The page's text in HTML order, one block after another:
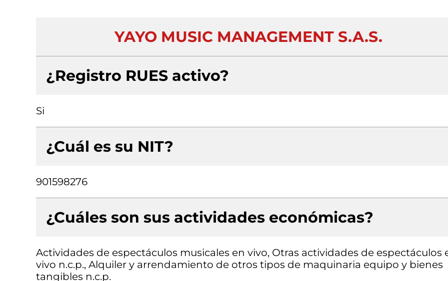
YAYO MUSIC MANAGEMENT S.A.S.
¿Registro RUES activo?
Si
¿Cuál es su NIT?
901598276
¿Cuáles son sus actividades económicas?
Actividades de espectáculos musicales en vivo, Otras actividades de espectáculos
vivo n.c.p., Alquiler y arrendamiento de otros tipos de maquinaria equipo y bienes
tangibles n.c.p.